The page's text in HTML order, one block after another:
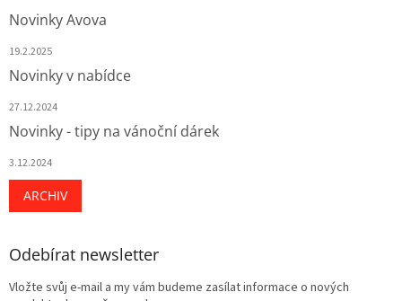
Novinky Avova
19.2.2025
Novinky v nabídce
27.12.2024
Novinky - tipy na vánoční dárek
3.12.2024
ARCHIV
Odebírat newsletter
Vložte svůj e-mail a my vám budeme zasílat informace o nových